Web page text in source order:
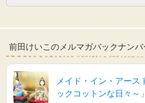
前田けいこのメルマガバックナン
メイド・イン・アース
ックコットンな日々～